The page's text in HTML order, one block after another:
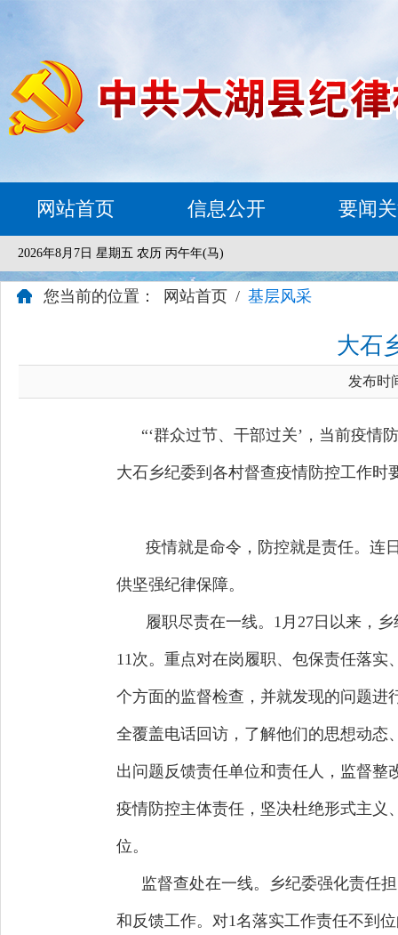
网站首页 信息公开 要闻
2026年8月7日 星期五 农历 丙午年(马)
您当前的位置： 网站首页 / 基层风采
大石
发布时
“‘群众过节、干部过关’，当前疫情
大石乡纪委到各村督查疫情防控工作时
疫情就是命令，防控就是责任。连
供坚强纪律保障。
履职尽责在一线。1月27日以来，
11次。重点对在岗履职、包保责任落
个方面的监督检查，并就发现的问题进
全覆盖电话回访，了解他们的思想动态
出问题反馈责任单位和责任人，监督
疫情防控主体责任，坚决杜绝形式主义
位。
监督查处在一线。乡纪委强化责任
和反馈工作。对1名落实工作责任不到